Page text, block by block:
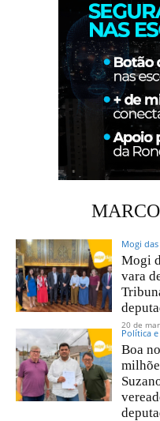
Mogi das
Mogi
vara
20 de
Política
Boa